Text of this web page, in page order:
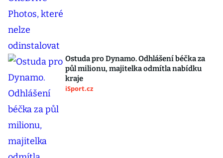
Ostuda pro Dynamo. Odhlášení béčka za
půl milionu, majitelka odmítla nabídku
kraje
iSport.cz